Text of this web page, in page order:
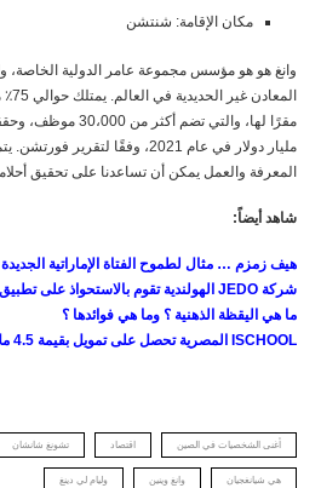
مكان الإقامة: شنتشن
وانغ هو هو مؤسس مجموعة عامر الدولية الخاصة،
مليار دولار في عام 2021، وفقًا
المعرفة والعمل يمكن أن تساعدنا على تحقيق
شاهد أيضاً:
هيف زمزم … مثال لطموح الفتاة الإماراتية الجديدة
شركة
الهولندية تقوم بالاستحواذ على تطبيق
ما هي اليقظة الذهنية ؟ وما هي فوائدها ؟
ISCHOOL المصرية تحصل على تمويل بقيمة 4.5 ملايين دولار
أغنى الشخصيات في الصين اقتصاد تشونغ شانشان
هي شيانغجيان وانغ وينين وليام لي دينغ